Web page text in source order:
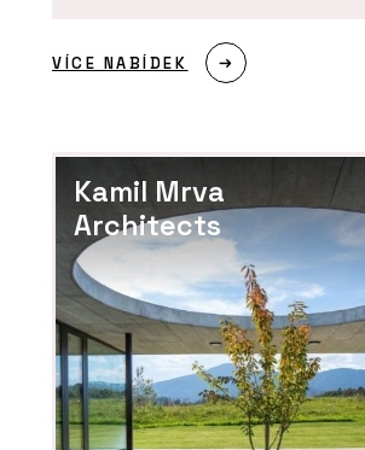
VÍCE NABÍDEK
Kamil Mrva
Architects